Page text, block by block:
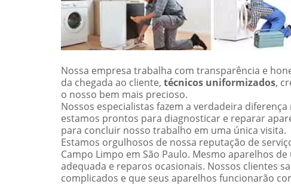
Nossa empresa trabalha com transparência e
da chegada ao cliente, técnicos uniformizados,
o nosso bem mais precioso.
Nossos especialistas fazem a verdadeira
estamos prontos para diagnosticar e reparar
para concluir nosso trabalho em uma única visita.
Estamos orgulhosos de nossa reputação de
Campo Limpo em São Paulo. Mesmo aparelhos
adequada e reparos ocasionais. Nossos clientes
complicados e que seus aparelhos funcionarão